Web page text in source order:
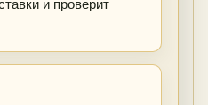
и проверит